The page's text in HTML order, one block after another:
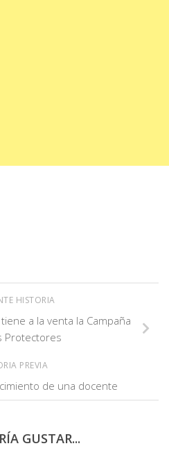
HISTORIA
a la venta la Campaña
Protectores
PREVIA
de una docente
GUSTAR...